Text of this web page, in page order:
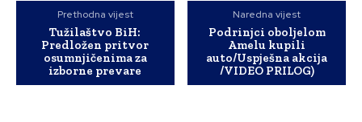
Prethodna vijest
Tužilaštvo BiH:
Predložen pritvor
osumnjičenima za
izborne prevare
Naredna vijest
Podrinjci oboljelom
Amelu kupili
auto/Uspješna akcija
/VIDEO PRILOG)